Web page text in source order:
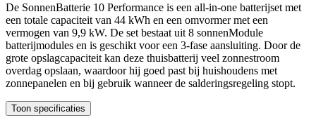
De SonnenBatterie 10 Performance is een all-in-one batterijset met
een totale capaciteit van 44 kWh en een omvormer met een
vermogen van 9,9 kW. De set bestaat uit 8 sonnenModule
batterijmodules en is geschikt voor een 3-fase aansluiting. Door de
grote opslagcapaciteit kan deze thuisbatterij veel zonnestroom
overdag opslaan, waardoor hij goed past bij huishoudens met
zonnepanelen en bij gebruik wanneer de salderingsregeling stopt.
Toon specificaties